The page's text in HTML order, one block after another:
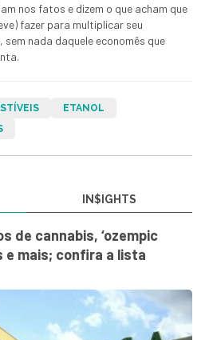
nos fatos e dizem o que acham que
fazer para multiplicar seu
nada daquele economês que
ETANOL
IN$IGHTS
de cannabis, ‘ozempic
e mais; confira a lista